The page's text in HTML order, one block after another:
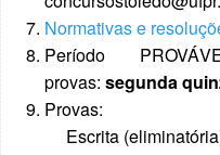
Normativas e
Período
provas: segunda
Provas:
Escrita